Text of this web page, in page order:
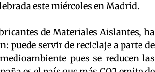
este miércoles en Madrid.
de Materiales Aislantes, ha
puede servir de reciclaje a parte de
pues se reducen las